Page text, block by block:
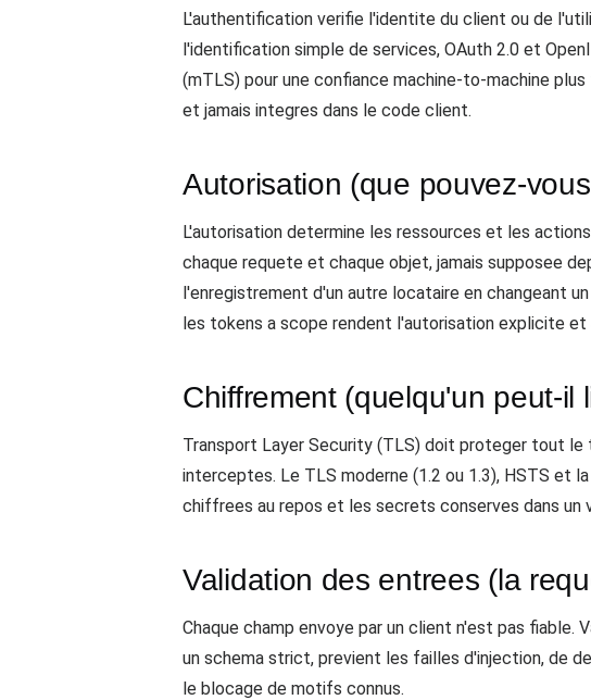
L'authentification verifie l'identite du client ou de
l'identification simple de services, OAuth 2.0 et
(mTLS) pour une confiance machine-to-machine
et jamais integres dans le code client.
Autorisation (que pouvez-
L'autorisation determine les ressources et les
chaque requete et chaque objet, jamais supposee
l'enregistrement d'un autre locataire en changeant
les tokens a scope rendent l'autorisation explicite et
Chiffrement (quelqu'un peut-il
Transport Layer Security (TLS) doit proteger tout
interceptes. Le TLS moderne (1.2 ou 1.3), HSTS et
chiffrees au repos et les secrets conserves dans un
Validation des entrees (la
Chaque champ envoye par un client n'est pas
un schema strict, previent les failles d'injection, de
le blocage de motifs connus.